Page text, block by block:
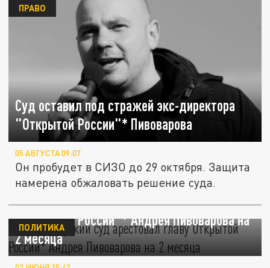
Суд оставил под стражей экс-директора
"Открытой России"* Пивоварова
ПРАВО
05 АВГУСТА 09:07
Он пробудет в СИЗО до 29 октября. Защита
намерена обжаловать решение суда.
Краснодарский суд арестовал главу
"Открытой России"* Андрея Пивоварова на
2 месяца
ПОЛИТИКА